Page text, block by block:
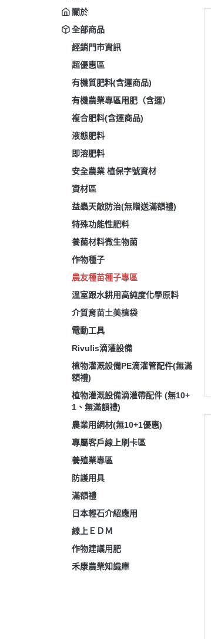
關於
全部商品
經銷門市資訊
超優惠區
有機質肥料(含運商品)
有機農業專區用肥（含運）
複合肥料(含運商品)
液態肥料
即溶肥料
安全農業 植保字號資材
資材區
益蟲天敵防治(無贈送滿額禮)
特殊功能性肥料
養菌材料微生物菌
作物種子
農友種苗種子專區
溫室跟水耕用高純度化學原料
介質育苗土美植袋
電動工具
Rivulis滴灌設備
植物灌溉設備PE滴灌管配件(無滿
額禮)
植物灌溉設備滴灌帶配件 (無10+
1、無滿額禮)
農業用網材(無10+1優惠)
專屬客戶線上刷卡區
養殖業專區
防護用具
滿額禮
日本輕石介紹應用
線上ＥＤＭ
作物建議用肥
禾康農業知識庫